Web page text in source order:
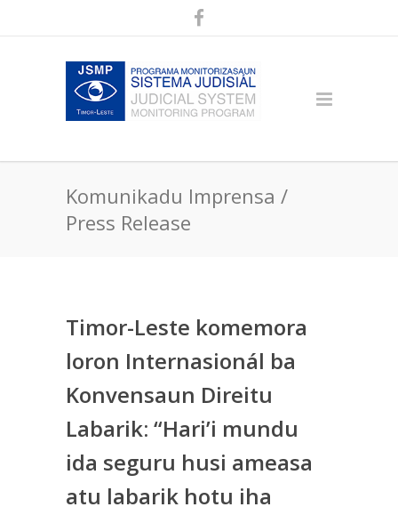
Komunikadu Imprensa /
Press Release
Timor-Leste komemora
loron Internasionál ba
Konvensaun Direitu
Labarik: “Hari’i mundu
ida seguru husi ameasa
atu labarik hotu iha